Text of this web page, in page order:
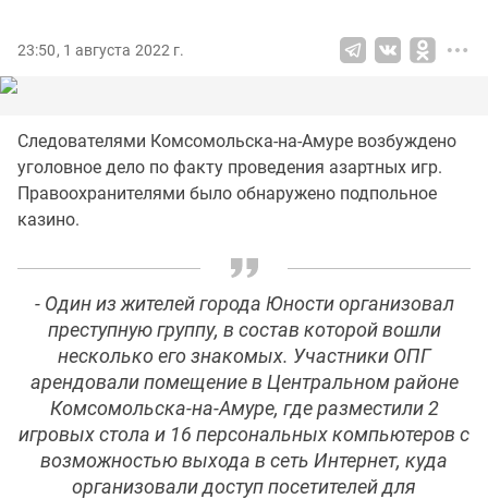
23:50, 1 августа 2022 г.
Следователями Комсомольска-на-Амуре возбуждено
уголовное дело по факту проведения азартных игр.
Правоохранителями было обнаружено подпольное
казино.
- Один из жителей города Юности организовал
преступную группу, в состав которой вошли
несколько его знакомых. Участники ОПГ
арендовали помещение в Центральном районе
Комсомольска-на-Амуре, где разместили 2
игровых стола и 16 персональных компьютеров с
возможностью выхода в сеть Интернет, куда
организовали доступ посетителей для